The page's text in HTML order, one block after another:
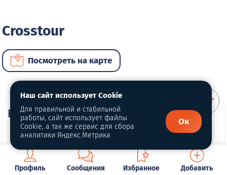
Crosstour
Посмотреть на карте
ВИП автомобили
Профиль Сообщения Избранное Добавить
Наш сайт использует Cookie
Для правильной и стабильной
работы, сайт использует файлы
Cookie, а так же сервис для сбора
аналитики Яндекс.Метрика
Ок